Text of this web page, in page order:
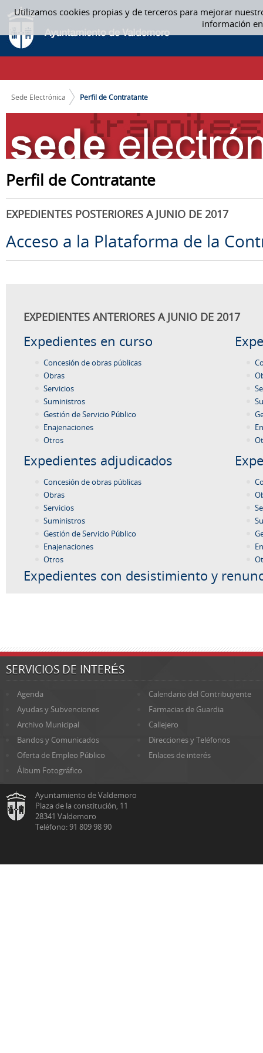
Utilizamos cookies propias y de terceros para mejorar
información
Saltar al contenido
PERFIL DE CONTRATANTE
CAMINO DE MIGAS
Sede Electrónica Perfil de Contratante
Perfil de Contratante
EXPEDIENTES POSTERIORES A JUNIO DE 2017
Acceso a la Plataforma de la
EXPEDIENTES ANTERIORES A JUNIO DE 2017
Expedientes en curso
Concesión de obras públicas
Obras
Servicios
Suministros
Gestión de Servicio Público
Enajenaciones
Otros
Expedientes adjudicados
Concesión de obras públicas
Obras
Servicios
Suministros
Gestión de Servicio Público
Enajenaciones
Otros
Expedientes con desistimiento y
SERVICIOS DE INTERÉS
Agenda
Calendario del Contribuyente
Ayudas y Subvenciones
Farmacias de Guardia
Archivo Municipal
Callejero
Bandos y Comunicados
Direcciones y Teléfonos
Oferta de Empleo Público
Enlaces de interés
Álbum Fotográfico
Ayuntamiento de Valdemoro
Plaza de la constitución, 11
28341 Valdemoro
Teléfono: 91 809 98 90